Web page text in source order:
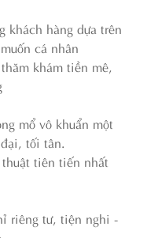
khách hàng dựa trên
cá nhân
khám tiền mê,
mổ vô khuẩn một
tối tân.
tiên tiến nhất
riêng tư, tiện nghi -